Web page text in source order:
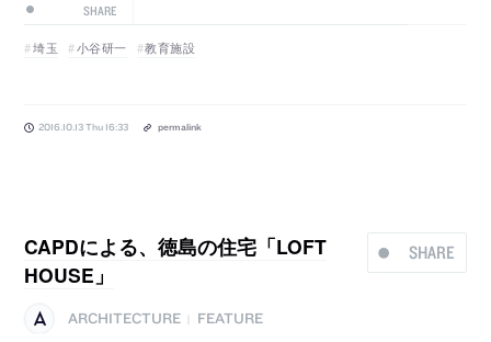
SHARE
埼玉 小谷研一 教育施設
2016.10.13 Thu 16:33 permalink
SHARE
CAPDによる、徳島の住宅「LOFT
HOUSE」
ARCHITECTURE
FEATURE